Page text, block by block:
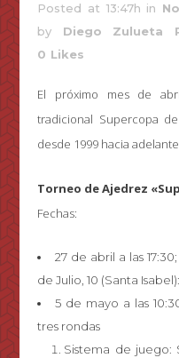
Posted at 13:47h in
by Diego Zulueta
0 Likes
El próximo mes de
tradicional Supercopa
desde 1999 hacia
Torneo de Ajedrez
Fechas:
27 de abril a las
de Julio, 10 (Santa
5 de mayo a las
tres rondas
Sistema de juego: